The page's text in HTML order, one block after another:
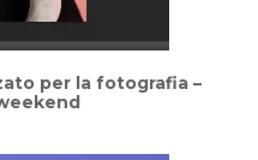
per la fotografia –